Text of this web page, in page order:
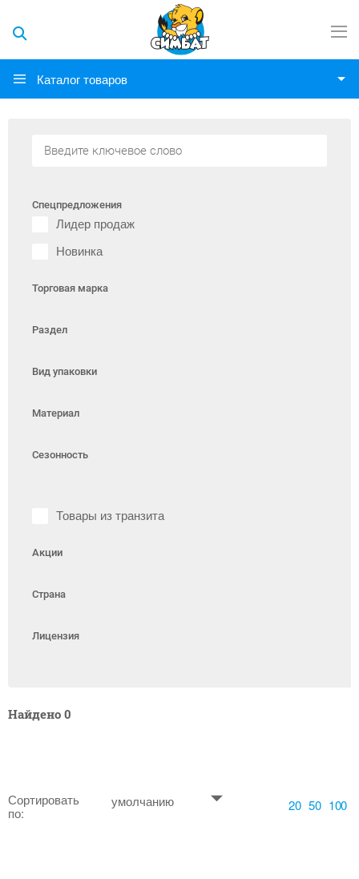
Каталог товаров
Спецпредложения
Лидер продаж
Новинка
Торговая марка
Раздел
Вид упаковки
Материал
Сезонность
Товары из транзита
Акции
Страна
Лицензия
Найдено 0
Сортировать
по:
умолчанию 20 50 100